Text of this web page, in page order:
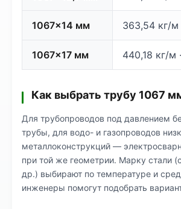
1067×14 мм 363,54 кг/
1067×17 мм 440,18 кг/м
Как выбрать трубу 1067
Для трубопроводов под давлением
трубы, для водо- и газопроводов
металлоконструкций —
при той же геометрии. Марку стали
др.) выбирают по температуре и
инженеры помогут подобрать